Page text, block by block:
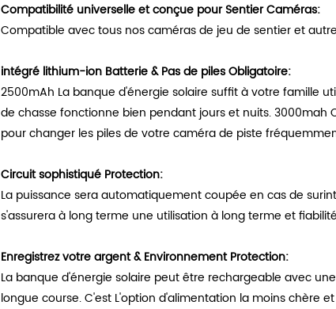
Compatibilité universelle et conçue pour Sentier Caméras:
Compatible avec tous nos caméras de jeu de sentier et
intégré lithium-ion Batterie & Pas de piles Obligatoire:
2500mAh La banque d'énergie solaire suffit à votre famille
de chasse fonctionne bien pendant jours et nuits.
pour changer les piles de votre caméra de piste
Circuit sophistiqué Protection:
La puissance sera automatiquement coupée en cas de
s'assurera à long terme une utilisation à long terme et
Enregistrez votre argent & Environnement Protection:
La banque d'énergie solaire peut être rechargeable avec
longue course. C'est L'option d'alimentation la moins chère